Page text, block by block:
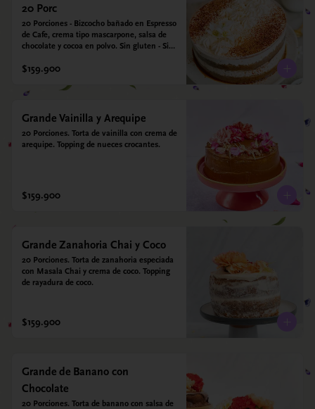
20 Porc
20 Porciones - Bizcocho bañado en Espresso
de Cafe, crema tipo mascarpone, salsa de
chocolate y cocoa en polvo. Sin gluten - Sin
$159.900
Grande Vainilla y Arequipe
20 Porciones. Torta de vainilla con crema de
arequipe. Topping de nueces crocantes.
$159.900
Grande Zanahoria Chai y Coco
20 Porciones. Torta de zanahoria especiada
con Masala Chai y crema de coco. Topping
de rayadura de coco.
$159.900
Grande de Banano con
Chocolate
20 Porciones. Torta de banano con salsa de